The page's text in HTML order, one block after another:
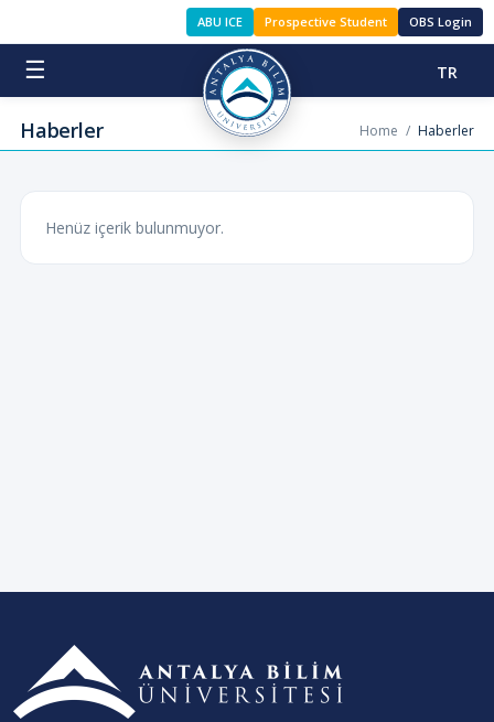
ABU ICE Prospective Student OBS Login
☰ TR
Haberler Home / Haberler
Henüz içerik bulunmuyor.